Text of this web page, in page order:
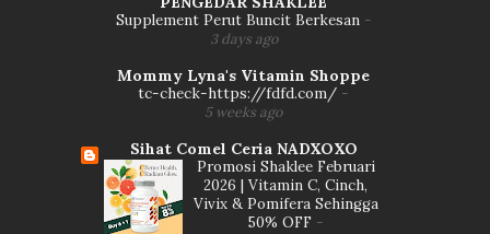
Supplement Perut Buncit Berkesan -
3 days ago
Mommy Lyna's Vitamin Shoppe
tc-check-https://fdfd.com/ -
5 weeks ago
Sihat Comel Ceria NADXOXO
Promosi Shaklee Februari
2026 | Vitamin C, Cinch,
Vivix & Pomifera Sehingga
50% OFF -